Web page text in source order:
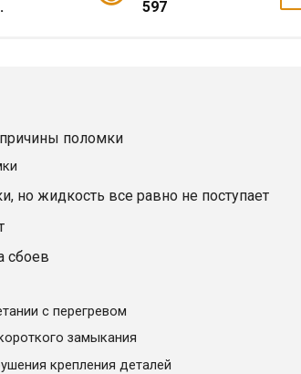
597
поломки
но жидкость все равно не поступает
сбоев
с перегревом
замыкания
крепления деталей